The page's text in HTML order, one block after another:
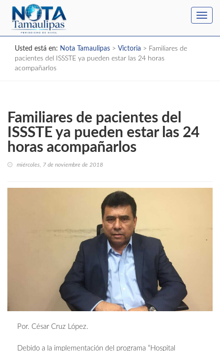
Usted está en: Nota Tamaulipas > Victoria > Familiares de
pacientes del ISSSTE ya pueden estar las 24 horas
acompañarlos
Familiares de pacientes del
ISSSTE ya pueden estar las 24
horas acompañarlos
miércoles, 7 de noviembre de 2018
Por. César Cruz López.
Debido a la implementación del programa “Hospital